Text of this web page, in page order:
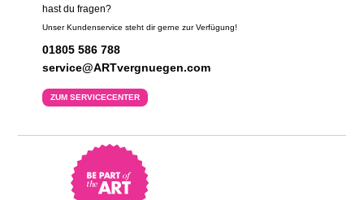
hast du fragen?
Unser Kundenservice steht dir gerne zur Verfügung!
01805 586 788
service@ARTvergnuegen.com
ZUM SERVICECENTER